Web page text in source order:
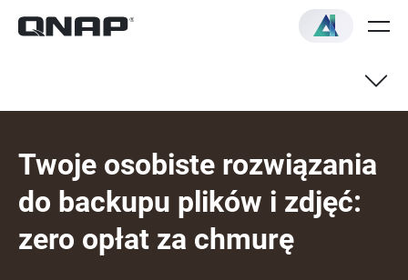
Twoje osobiste rozwiązania
do backupu plików i zdjęć:
zero opłat za chmurę